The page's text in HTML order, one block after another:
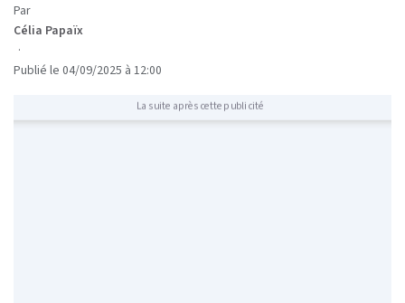
Par
Célia Papaïx
·
Publié le 04/09/2025 à 12:00
La suite après cette publicité